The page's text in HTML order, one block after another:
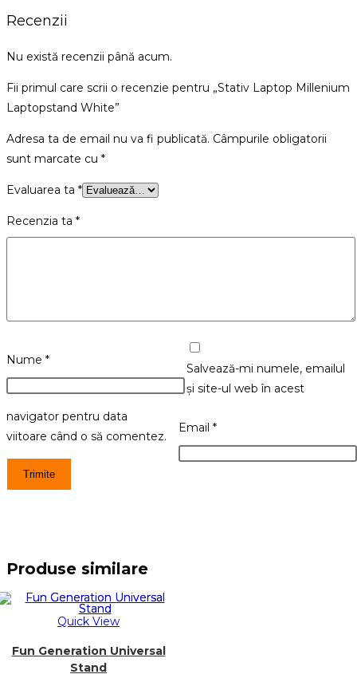
Recenzii
Nu există recenzii până acum.
Fii primul care scrii o recenzie pentru „Stativ Laptop Millenium
Laptopstand White”
Adresa ta de email nu va fi publicată. Câmpurile obligatorii
sunt marcate cu *
Evaluarea ta *
Recenzia ta *
Nume *
Email *
Salvează-mi numele, emailul
și site-ul web în acest
navigator pentru data
viitoare când o să comentez.
Produse similare
Quick View
Fun Generation Universal
Stand